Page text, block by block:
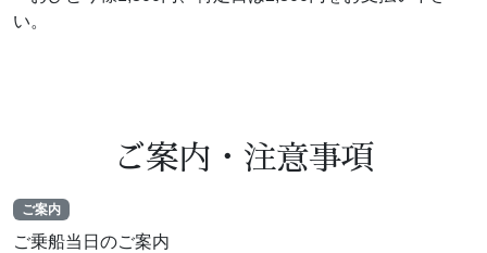
い。
ご案内・注意事項
ご案内
ご乗船当日のご案内